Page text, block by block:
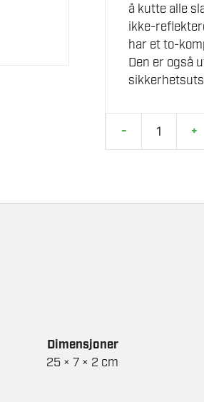
å kutte alle
ikke-
har et to-
Den er også
-
MILWAUKEE
+
Dimensjoner
25 × 7 × 2 cm